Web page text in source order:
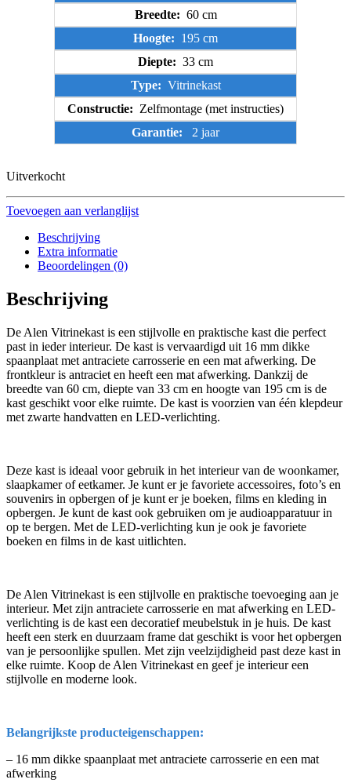
Breedte: 60 cm
Hoogte: 195 cm
Diepte: 33 cm
Type: Vitrinekast
Constructie: Zelfmontage (met instructies)
Garantie: 2 jaar
Uitverkocht
Toevoegen aan verlanglijst
Beschrijving
Extra informatie
Beoordelingen (0)
Beschrijving
De Alen Vitrinekast is een stijlvolle en praktische kast die perfect
past in ieder interieur. De kast is vervaardigd uit 16 mm dikke
spaanplaat met antraciete carrosserie en een mat afwerking. De
frontkleur is antraciet en heeft een mat afwerking. Dankzij de
breedte van 60 cm, diepte van 33 cm en hoogte van 195 cm is de
kast geschikt voor elke ruimte. De kast is voorzien van één klepdeur
met zwarte handvatten en LED-verlichting.
Deze kast is ideaal voor gebruik in het interieur van de woonkamer,
slaapkamer of eetkamer. Je kunt er je favoriete accessoires, foto’s en
souvenirs in opbergen of je kunt er je boeken, films en kleding in
opbergen. Je kunt de kast ook gebruiken om je audioapparatuur in
op te bergen. Met de LED-verlichting kun je ook je favoriete
boeken en films in de kast uitlichten.
De Alen Vitrinekast is een stijlvolle en praktische toevoeging aan je
interieur. Met zijn antraciete carrosserie en mat afwerking en LED-
verlichting is de kast een decoratief meubelstuk in je huis. De kast
heeft een sterk en duurzaam frame dat geschikt is voor het opbergen
van je persoonlijke spullen. Met zijn veelzijdigheid past deze kast in
elke ruimte. Koop de Alen Vitrinekast en geef je interieur een
stijlvolle en moderne look.
Belangrijkste producteigenschappen:
– 16 mm dikke spaanplaat met antraciete carrosserie en een mat
afwerking